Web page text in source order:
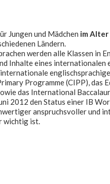
Jungen und Mädchen im Alter
Ländern.
werden alle Klassen in
Inhalte eines internationalen
Programme (CIPP), das
das International
2012 den Status einer IB
anspruchsvoller und
wichtig ist.